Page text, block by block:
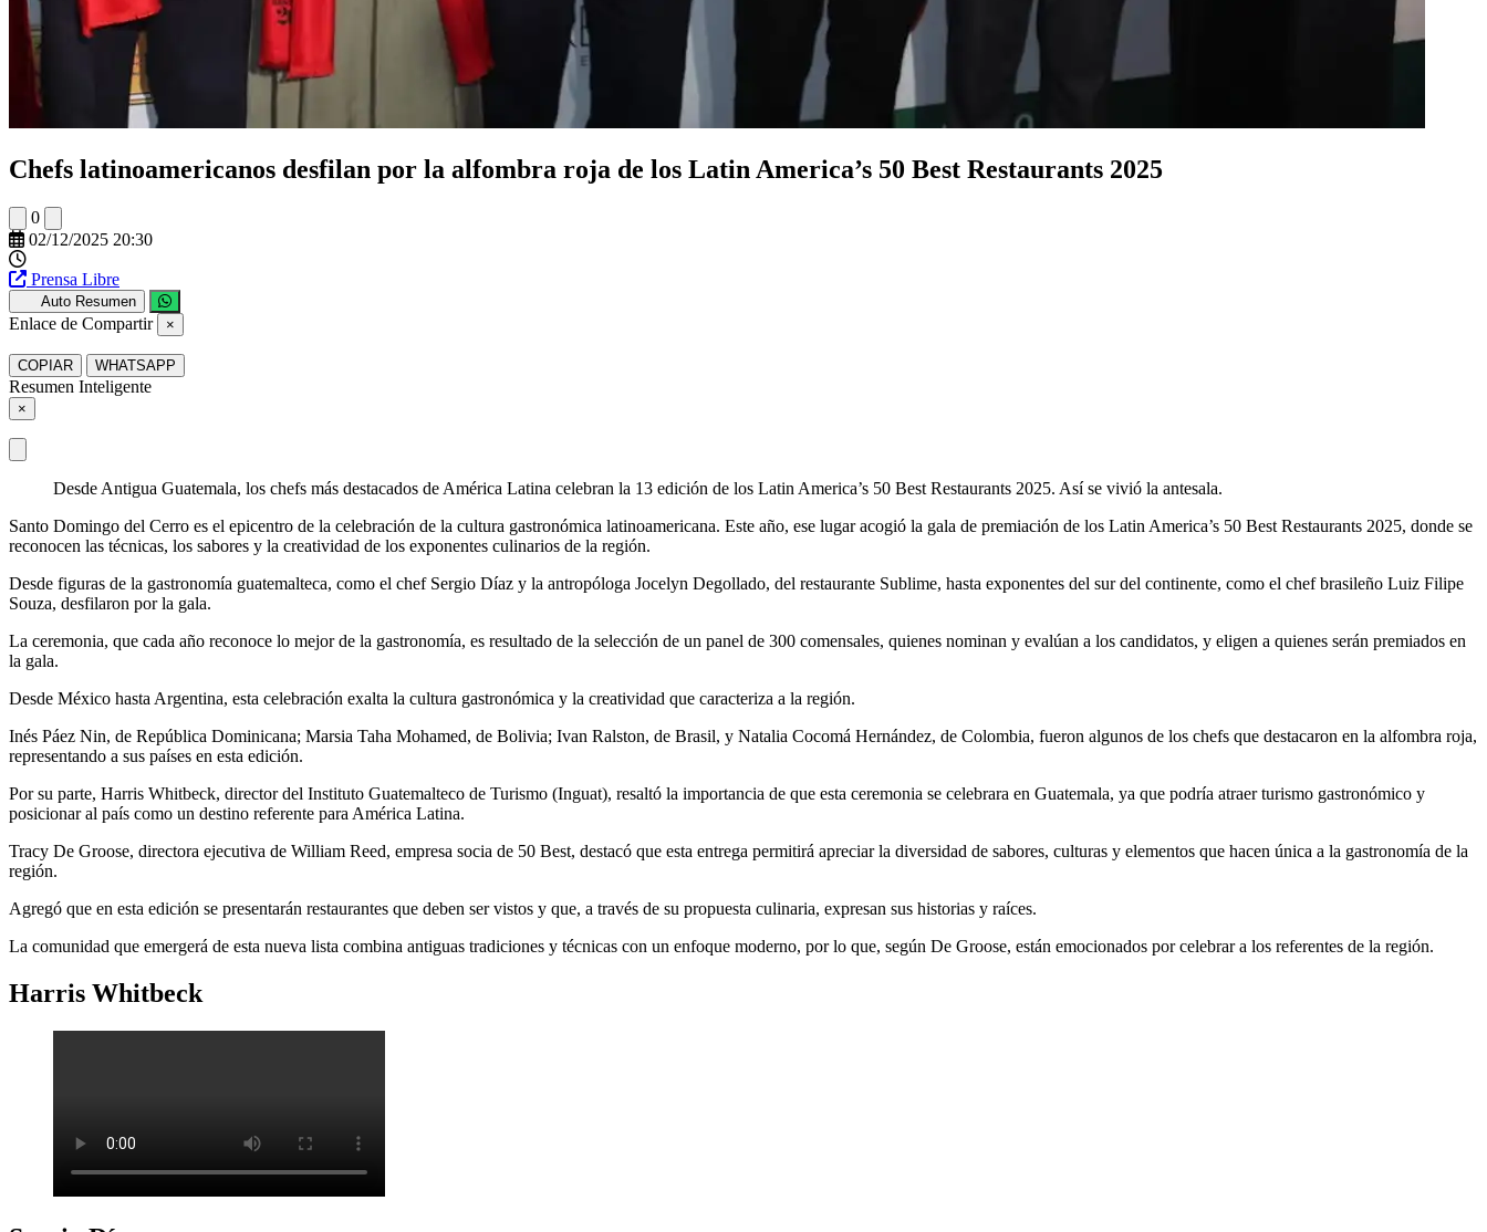
Chefs latinoamericanos desfilan por la alfombra roja de los Latin America’s 50 Best Restaurants 2025
0
02/12/2025 20:30
Prensa Libre
Auto Resumen
Enlace de Compartir ×
COPIAR WHATSAPP
Resumen Inteligente
×
Desde Antigua Guatemala, los chefs más destacados de América Latina celebran la 13 edición de los Latin America’s 50 Best Restaurants 2025. Así se vivió la antesala.
Santo Domingo del Cerro es el epicentro de la celebración de la cultura gastronómica latinoamericana. Este año, ese lugar acogió la gala de premiación de los Latin America’s 50 Best Restaurants 2025, donde se
reconocen las técnicas, los sabores y la creatividad de los exponentes culinarios de la región.
Desde figuras de la gastronomía guatemalteca, como el chef Sergio Díaz y la antropóloga Jocelyn Degollado, del restaurante Sublime, hasta exponentes del sur del continente, como el chef brasileño Luiz Filipe
Souza, desfilaron por la gala.
La ceremonia, que cada año reconoce lo mejor de la gastronomía, es resultado de la selección de un panel de 300 comensales, quienes nominan y evalúan a los candidatos, y eligen a quienes serán premiados en
la gala.
Desde México hasta Argentina, esta celebración exalta la cultura gastronómica y la creatividad que caracteriza a la región.
Inés Páez Nin, de República Dominicana; Marsia Taha Mohamed, de Bolivia; Ivan Ralston, de Brasil, y Natalia Cocomá Hernández, de Colombia, fueron algunos de los chefs que destacaron en la alfombra roja,
representando a sus países en esta edición.
Por su parte, Harris Whitbeck, director del Instituto Guatemalteco de Turismo (Inguat), resaltó la importancia de que esta ceremonia se celebrara en Guatemala, ya que podría atraer turismo gastronómico y
posicionar al país como un destino referente para América Latina.
Tracy De Groose, directora ejecutiva de William Reed, empresa socia de 50 Best, destacó que esta entrega permitirá apreciar la diversidad de sabores, culturas y elementos que hacen única a la gastronomía de la
región.
Agregó que en esta edición se presentarán restaurantes que deben ser vistos y que, a través de su propuesta culinaria, expresan sus historias y raíces.
La comunidad que emergerá de esta nueva lista combina antiguas tradiciones y técnicas con un enfoque moderno, por lo que, según De Groose, están emocionados por celebrar a los referentes de la región.
Harris Whitbeck